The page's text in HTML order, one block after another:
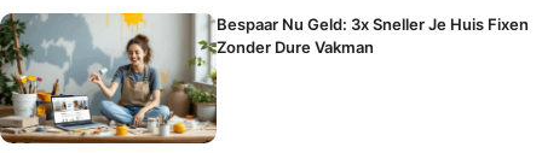
Bespaar Nu Geld: 3x Sneller Je Huis Fixen
Zonder Dure Vakman